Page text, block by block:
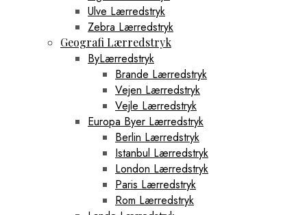
Ulve Lærredstryk
Zebra Lærredstryk
Geografi Lærredstryk
ByLærredstryk
Brande Lærredstryk
Vejen Lærredstryk
Vejle Lærredstryk
Europa Byer Lærredstryk
Berlin Lærredstryk
Istanbul Lærredstryk
London Lærredstryk
Paris Lærredstryk
Rom Lærredstryk